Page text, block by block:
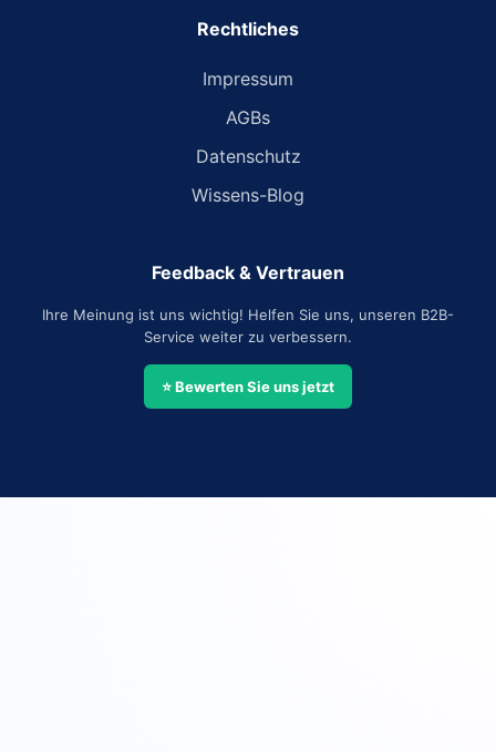
Rechtliches
Impressum
AGBs
Datenschutz
Wissens-Blog
Feedback & Vertrauen
Ihre Meinung ist uns wichtig! Helfen Sie uns, unseren B2B-
Service weiter zu verbessern.
⭐ Bewerten Sie uns jetzt